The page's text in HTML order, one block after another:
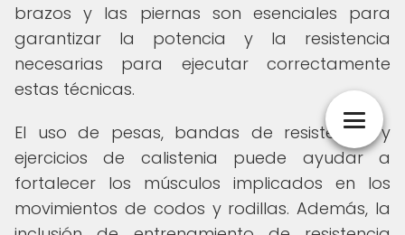
brazos y las piernas son esenciales para
garantizar la potencia y la resistencia
necesarias para ejecutar correctamente
estas técnicas.
El uso de pesas, bandas de resistencia y
ejercicios de calistenia puede ayudar a
fortalecer los músculos implicados en los
movimientos de codos y rodillas. Además, la